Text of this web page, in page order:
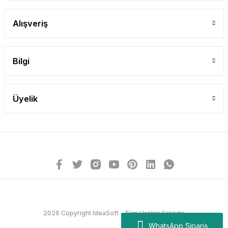
WhatsApp Sipariş
Alışveriş
Bilgi
Üyelik
2026 Copyright IdeaSoft - Tüm Hakları Saklıdır.